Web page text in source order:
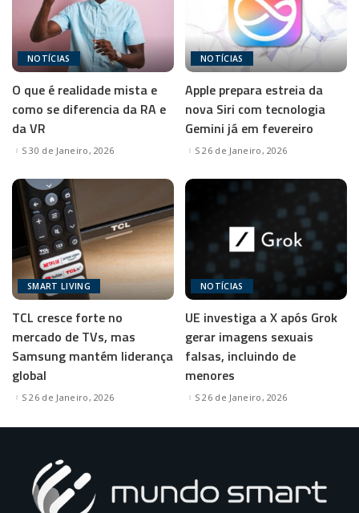
NOTÍCIAS
O que é realidade mista e
como se diferencia da RA e
da VR
30 de Janeiro, 2026
NOTÍCIAS
Apple prepara estreia da
nova Siri com tecnologia
Gemini já em fevereiro
26 de Janeiro, 2026
SMART LIVING
TCL cresce forte no
mercado de TVs, mas
Samsung mantém liderança
global
26 de Janeiro, 2026
NOTÍCIAS
UE investiga a X após Grok
gerar imagens sexuais
falsas, incluindo de
menores
26 de Janeiro, 2026